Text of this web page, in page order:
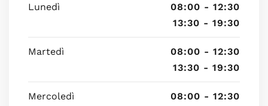
Lunedì
08:00 - 12:30
13:30 - 19:30
Martedì
08:00 - 12:30
13:30 - 19:30
Mercoledì
08:00 - 12:30